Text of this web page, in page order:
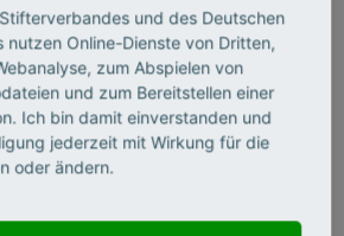
und des Deutschen
nutzen Online-Dienste von Dritten,
zum Abspielen von
und zum Bereitstellen einer
Ich bin damit einverstanden und
jederzeit mit Wirkung für die
oder ändern.